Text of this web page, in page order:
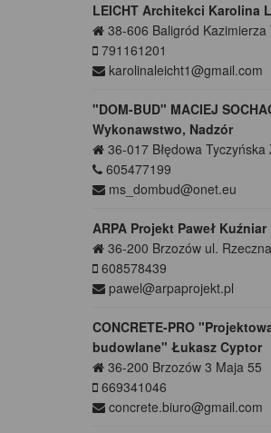
LEICHT Architekci Karolina
38-606 Baligród
791161201
karolinaleicht1@gmail.com
"DOM-BUD" MACIEJ
Wykonawstwo, Nadzór
36-017 Błędowa Tyczyńska
605477199
ms_dombud@onet.eu
ARPA Projekt Paweł Kuźniar
36-200 Brzozów ul.
608578439
pawel@arpaprojekt.pl
CONCRETE-PRO
budowlane" Łukasz Cyptor
36-200 Brzozów 3 Maja 55
669341046
concrete.biuro@gmail.com